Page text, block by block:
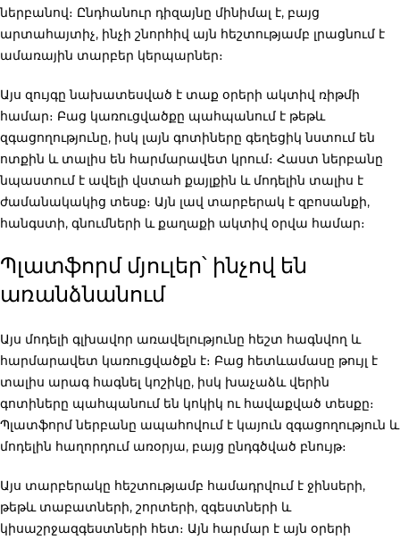
ներբանով։ Ընդհանուր դիզայնը մինիմալ է, բայց
արտահայտիչ, ինչի շնորհիվ այն հեշտությամբ լրացնում է
ամառային տարբեր կերպարներ։
Այս զույգը նախատեսված է տաք օրերի ակտիվ ռիթմի
համար։ Բաց կառուցվածքը պահպանում է թեթև
զգացողությունը, իսկ լայն գոտիները գեղեցիկ նստում են
ոտքին և տալիս են հարմարավետ կրում։ Հաստ ներբանը
նպաստում է ավելի վստահ քայլքին և մոդելին տալիս է
ժամանակակից տեսք։ Այն լավ տարբերակ է զբոսանքի,
հանգստի, գնումների և քաղաքի ակտիվ օրվա համար։
Պլատֆորմ մյուլեր՝ ինչով են
առանձնանում
Այս մոդելի գլխավոր առավելությունը հեշտ հագնվող և
հարմարավետ կառուցվածքն է։ Բաց հետևամասը թույլ է
տալիս արագ հագնել կոշիկը, իսկ խաչաձև վերին
գոտիները պահպանում են կոկիկ ու հավաքված տեսքը։
Պլատֆորմ ներբանը ապահովում է կայուն զգացողություն և
մոդելին հաղորդում առօրյա, բայց ընդգծված բնույթ։
Այս տարբերակը հեշտությամբ համադրվում է ջինսերի,
թեթև տաբատների, շորտերի, զգեստների և
կիսաշրջազգեստների հետ։ Այն հարմար է այն օրերի